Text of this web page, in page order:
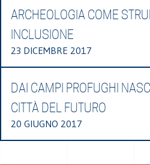
ARCHEOLOGIA COME
INCLUSIONE
23 DICEMBRE 2017
DAI CAMPI PROFUGHI
CITTÀ DEL FUTURO
20 GIUGNO 2017